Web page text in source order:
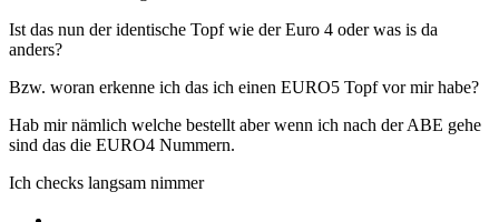
Ist das nun der identische Topf wie der Euro 4 oder was is da
anders?
Bzw. woran erkenne ich das ich einen EURO5 Topf vor mir habe?
Hab mir nämlich welche bestellt aber wenn ich nach der ABE gehe
sind das die EURO4 Nummern.
Ich checks langsam nimmer